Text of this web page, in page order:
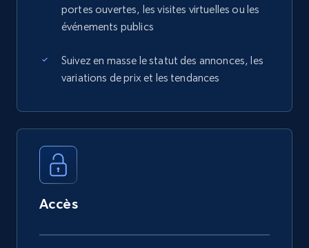
portes ouvertes, les visites virtuelles ou les
événements publics
Suivez en masse le statut des annonces, les
variations de prix et les tendances
Accès